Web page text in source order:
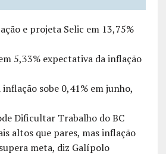
e projeta Selic em 13,75%
5,33% expectativa da inflação
sobe 0,41% em junho,
Dificultar Trabalho do BC
altos que pares, mas inflação
meta, diz Galípolo